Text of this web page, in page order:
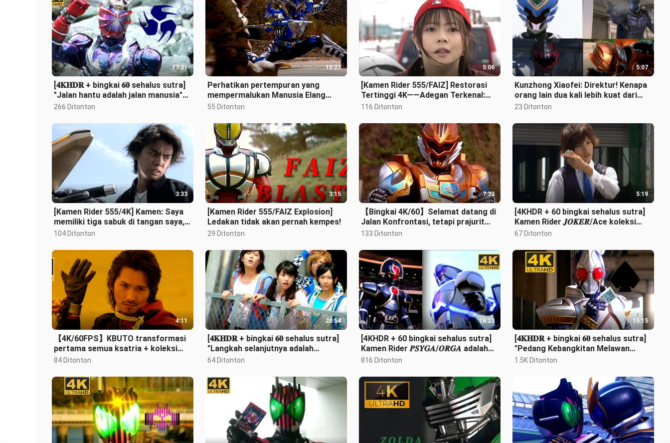
17:31
[𝟒𝐊𝐇𝐃𝐑 + bingkai 𝟔𝟎 sehalus sutra]
"Jalan hantu adalah jalan manusia"
Kamen Rider Hibiki/𝐇𝐈𝐁𝐈𝐊𝐈·Hita
266 Ditonton
10:27
Perhatikan pertempuran yang
mempermalukan Manusia Elang
Angin...
55 Ditonton
5:06
[Kamen Rider 555/FAIZ] Restorasi
Tertinggi 4K——Adegan Terkenal:
Tiga Pertempuran Heroik Presiden
116 Ditonton
5:07
Kunzhong Xiaofei: Direktur! Kenapa
orang lain dua kali lebih kuat dari
orang kulit hitam?
23 Ditonton
3:33
[Kamen Rider 555/4K] Kamen: Saya
memiliki tiga sabuk di tangan saya,
hanya untuk bersenang-senang!
104 Ditonton
3:15
[Kamen Rider 555/FAIZ Explosion]
Ledakan tidak akan pernah kempes!
29 Ditonton
7:33
【Bingkai 4K/60】Selamat datang di
Jalan Konfrontasi, tetapi prajurit
lapis baja...
133 Ditonton
5:19
[4KHDR + 60 bingkai sehalus sutra]
Kamen Rider 𝑱𝑶𝑲𝑬𝑹/Ace koleksi
pertarungan pasti yang membara!
67 Ditonton
4:11
【4K/60FPS】KBUTO transformasi
pertama semua ksatria + koleksi
baju besi eksplosif
84 Ditonton
20:54
[𝟒𝐊𝐇𝐃𝐑 + bingkai 𝟔𝟎 sehalus sutra]
"Langkah selanjutnya adalah
panggungku!" Kamen Rider Kaiwu/
64 Ditonton
16:23
[4KHDR + 60 bingkai sehalus sutra]
Kamen Rider 𝑷𝑺𝒀𝑮𝑨/𝑶𝑹𝑮𝑨 adalah
koleksi pertarungan intensitas ting
816 Ditonton
15:15
[𝟒𝐊𝐇𝐃𝐑 + bingkai 𝟔𝟎 sehalus sutra]
"Pedang Kebangkitan Melawan
Takdir" Pedang Kamen Rider/
1.5K Ditonton